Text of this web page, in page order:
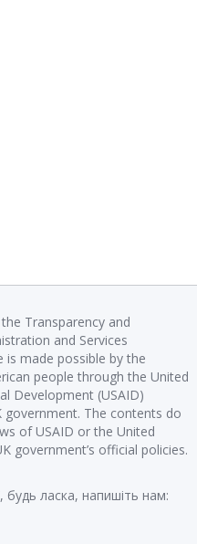
Transparency and
and Services
is made possible by the
people through the United
Development (USAID)
government. The contents do
of USAID or the United
government’s official policies.
ласка, напишіть нам: